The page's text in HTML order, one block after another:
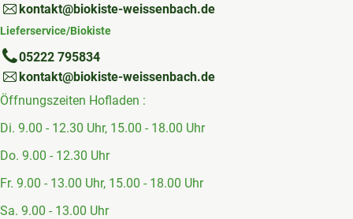
kontakt@biokiste-weissenbach.de
Lieferservice/Biokiste
05222 795834
kontakt@biokiste-weissenbach.de
Öffnungszeiten Hofladen :
Di. 9.00 - 12.30 Uhr, 15.00 - 18.00 Uhr
Do. 9.00 - 12.30 Uhr
Fr. 9.00 - 13.00 Uhr, 15.00 - 18.00 Uhr
Sa. 9.00 - 13.00 Uhr